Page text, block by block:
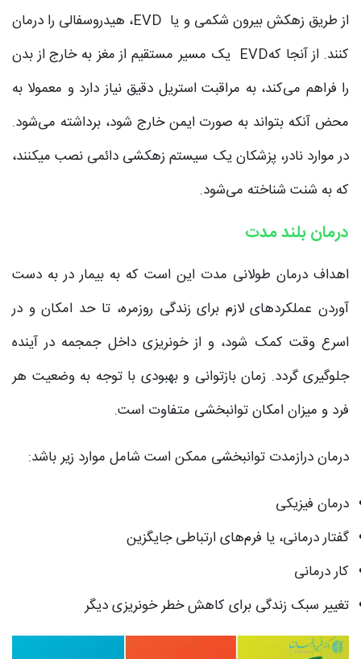
از طریق زهکش بیرون شکمی و یا EVD، هیدروسفالی را درمان
کنند. از آنجا کهEVD یک مسیر مستقیم از مغز به خارج از بدن
را فراهم می‌کند، به مراقبت استریل دقیق نیاز دارد و معمولا به
محض آنکه بتواند به صورت ایمن خارج شود، برداشته می‌شود.
در موارد نادر، پزشکان یک سیستم زهکشی دائمی نصب میکنند،
که به شنت شناخته می‌شود.
درمان بلند مدت
اهداف درمان طولانی مدت این است که به بیمار در به دست
آوردن عملکردهای لازم برای زندگی روزمره، تا حد امکان و در
اسرع وقت کمک شود، و از خونریزی داخل جمجمه در آینده
جلوگیری گردد. زمان بازتوانی و بهبودی با توجه به وضعیت هر
فرد و میزان امکان توانبخشی متفاوت است.
درمان درازمدت توانبخشی ممکن است شامل موارد زیر باشد:
درمان فیزیکی
گفتار درمانی، یا فرم‌های ارتباطی جایگزین
کار درمانی
تغییر سبک زندگی برای کاهش خطر خونریزی دیگر